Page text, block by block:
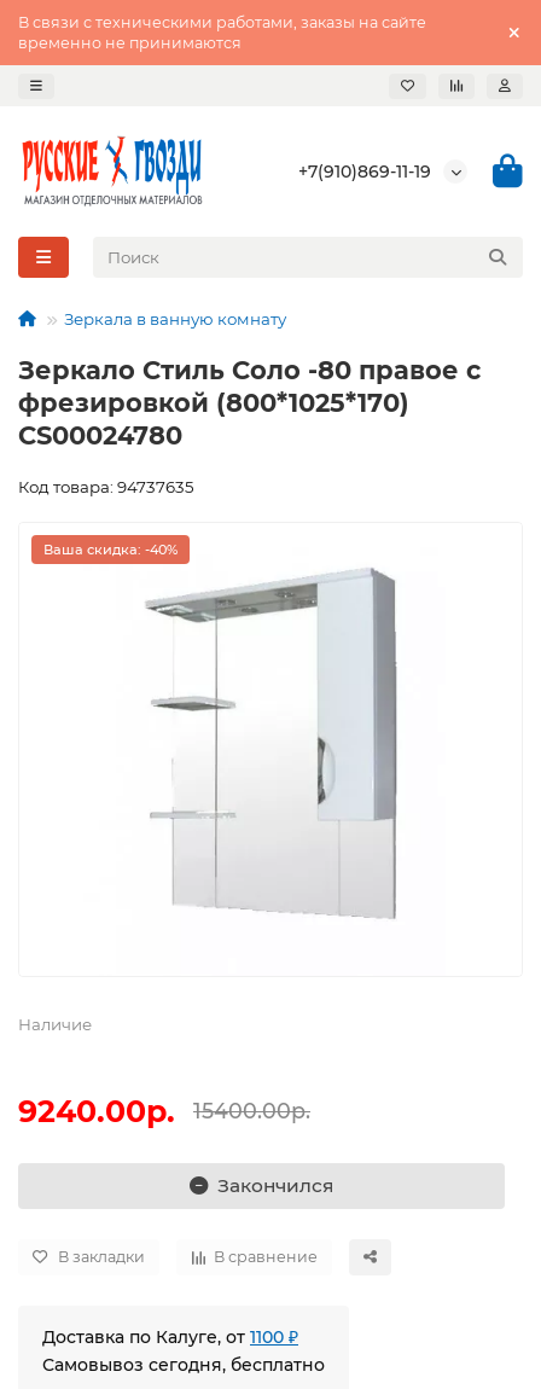
В связи с техническими работами, заказы на сайте
временно не принимаются
+7(910)869-11-19
Зеркала в ванную комнату
Зеркало Стиль Соло -80 правое с
фрезировкой (800*1025*170)
CS00024780
Код товара: 94737635
Ваша скидка: -40%
Наличие
9240.00р. 15400.00р.
Закончился
В закладки В сравнение
Доставка по Калуге, от 1100 ₽
Самовывоз сегодня, бесплатно